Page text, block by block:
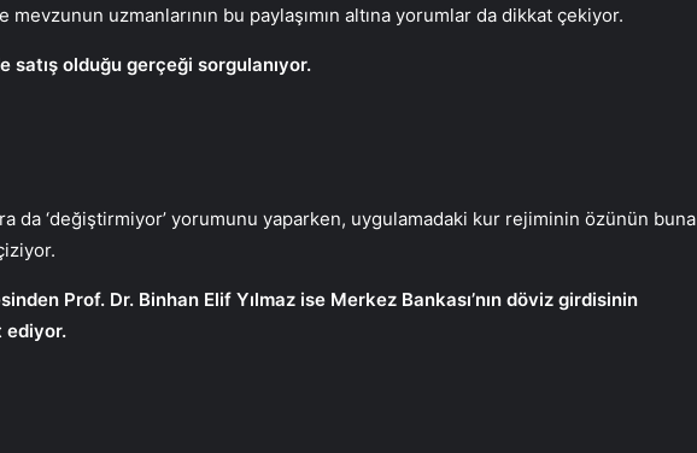
mevzunun uzmanlarının bu paylaşımın altına yorumlar da dikkat çekiyor.
satış olduğu gerçeği sorgulanıyor.
da ‘değiştirmiyor’ yorumunu yaparken, uygulamadaki kur rejiminin özünün buna
Prof. Dr. Binhan Elif Yılmaz ise Merkez Bankası’nın döviz girdisinin
ediyor.